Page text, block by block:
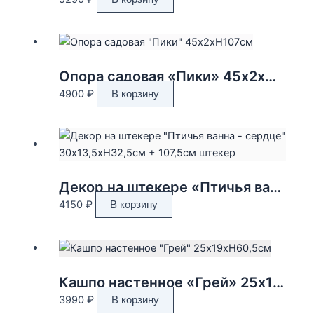
Опора садовая «Пики» 45x2xH107см
4900 ₽ В корзину
Декор на штекере «Птичья ванна — сердце» 30×13,5xH32,5см + 107,5см штекер
4150 ₽ В корзину
Кашпо настенное «Грей» 25x19xH60,5см
3990 ₽ В корзину